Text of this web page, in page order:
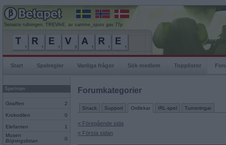
Senaste rullningen, TREVArE, av samme_spurs gav 77p
Start Spelregler Vanliga frågor Sök medlem Topplistor
Spelrum
Giraffen 2
Krokodilen 0
Elefanten
1
Musen
Böjningslistan
0
Forumkategorier
Snack Support Ordlekar IRL-spel Turneringar
« Föregående sida
« Första sidan